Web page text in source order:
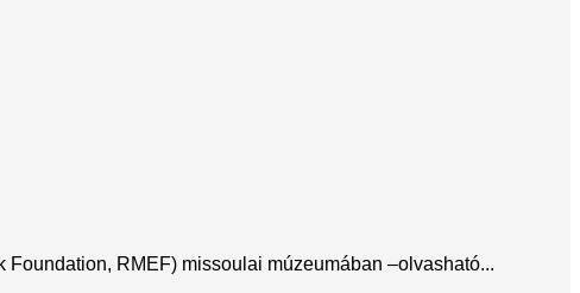
RMEF) missoulai múzeumában –olvasható...